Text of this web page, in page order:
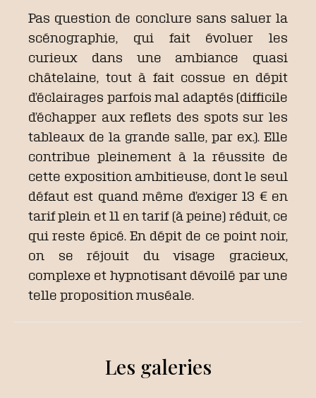
Pas question de conclure sans saluer la
scénographie, qui fait évoluer les
curieux dans une ambiance quasi
châtelaine, tout à fait cossue en dépit
d’éclairages parfois mal adaptés (difficile
d’échapper aux reflets des spots sur les
tableaux de la grande salle, par ex.). Elle
contribue pleinement à la réussite de
cette exposition ambitieuse, dont le seul
défaut est quand même d’exiger 13 € en
tarif plein et 11 en tarif (à peine) réduit, ce
qui reste épicé. En dépit de ce point noir,
on se réjouit du visage gracieux,
complexe et hypnotisant dévoilé par une
telle proposition muséale.
Les galeries